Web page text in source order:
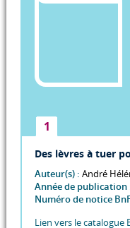
1
Des lèvres à tuer
Auteur(s) : André
Année de publication
Numéro de notice
Lien vers le catalogue